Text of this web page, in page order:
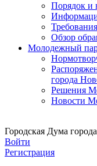
Порядок и
Обзор
Молодежный
города
Решения
Новости
Городская Дума
Войти
Регистрация